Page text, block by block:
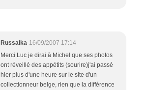
Russalka 16/09/2007 17:14
Merci Luc je dirai à Michel que ses photos
ont réveillé des appétits (sourire)j'ai passé
hier plus d'une heure sur le site d'un
collectionneur belge, rien que la différence